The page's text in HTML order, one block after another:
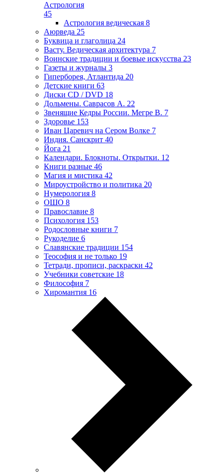
Астрология
45
Астрология ведическая 8
Аюрведа 25
Буквица и глаголица 24
Васту. Ведическая архитектура 7
Воинские традиции и боевые искусства 23
Газеты и журналы 3
Гиперборея, Атлантида 20
Детские книги 63
Диски CD / DVD 18
Дольмены. Саврасов А. 22
Звенящие Кедры России. Мегре В. 7
Здоровье 153
Иван Царевич на Сером Волке 7
Индия. Санскрит 40
Йога 21
Календари. Блокноты. Открытки. 12
Книги разные 46
Магия и мистика 42
Мироустройство и политика 20
Нумерология 8
ОШО 8
Православие 8
Психология 153
Родословные книги 7
Рукоделие 6
Славянские традиции 154
Теософия и не только 19
Тетради, прописи, раскраски 42
Учебники советские 18
Философия 7
Хиромантия 16